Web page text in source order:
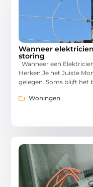
Wanneer
storing
Wanneer een
Herken Je het Juiste
gelegen. Soms blijft het
Woningen